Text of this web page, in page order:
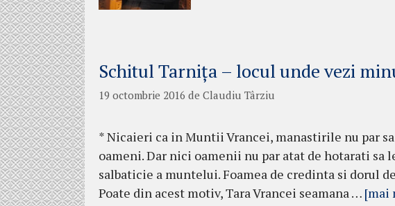
Schitul Tarnița – locul unde vezi
19 octombrie 2016 de Claudiu Târziu
* Nicaieri ca in Muntii Vrancei, manastirile nu par sa
oameni. Dar nici oamenii nu par atat de hotarati sa
salbaticie a muntelui. Foamea de credinta si dorul
Poate din acest motiv, Tara Vrancei seamana … [mai